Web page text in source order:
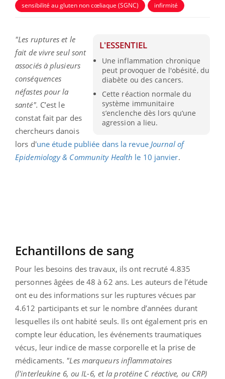
sensibilité au gluten non cœliaque (SGNC)
infirmité
L'ESSENTIEL
Une inflammation chronique
peut provoquer de l'obésité, du
diabète ou des cancers.
Cette réaction normale du
système immunitaire
s’enclenche dès lors qu’une
agression a lieu.
"Les ruptures et le
fait de vivre seul sont
associés à plusieurs
conséquences
néfastes pour la
santé". C’est le
constat fait par des
chercheurs danois
lors d'une étude publiée dans la revue Journal of
Epidemiology & Community Health le 10 janvier.
Echantillons de sang
Pour les besoins des travaux, ils ont recruté 4.835
personnes âgées de 48 à 62 ans. Les auteurs de l’étude
ont eu des informations sur les ruptures vécues par
4.612 participants et sur le nombre d’années durant
lesquelles ils ont habité seuls. Ils ont également pris en
compte leur éducation, les événements traumatiques
vécus, leur indice de masse corporelle et la prise de
médicaments. "Les marqueurs inflammatoires
(l'interleukine 6, ou IL-6, et la protéine C réactive, ou CRP)